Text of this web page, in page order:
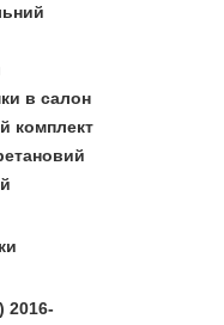
в салон
комплект
2016-